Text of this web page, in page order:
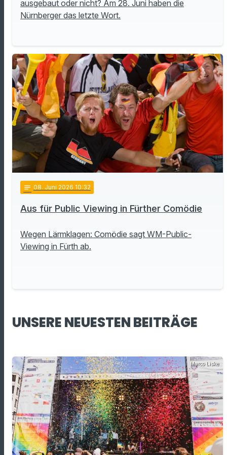
ausgebaut oder nicht? Am 28. Juni haben die
Nürnberger das letzte Wort.
notes 08. Juni 2026 10:32
Aus für Public Viewing in Fürther Comödie
Wegen Lärmklagen: Comödie sagt WM-Public-
Viewing in Fürth ab.
UNSERE NEUESTEN BEITRÄGE
Marco Liske